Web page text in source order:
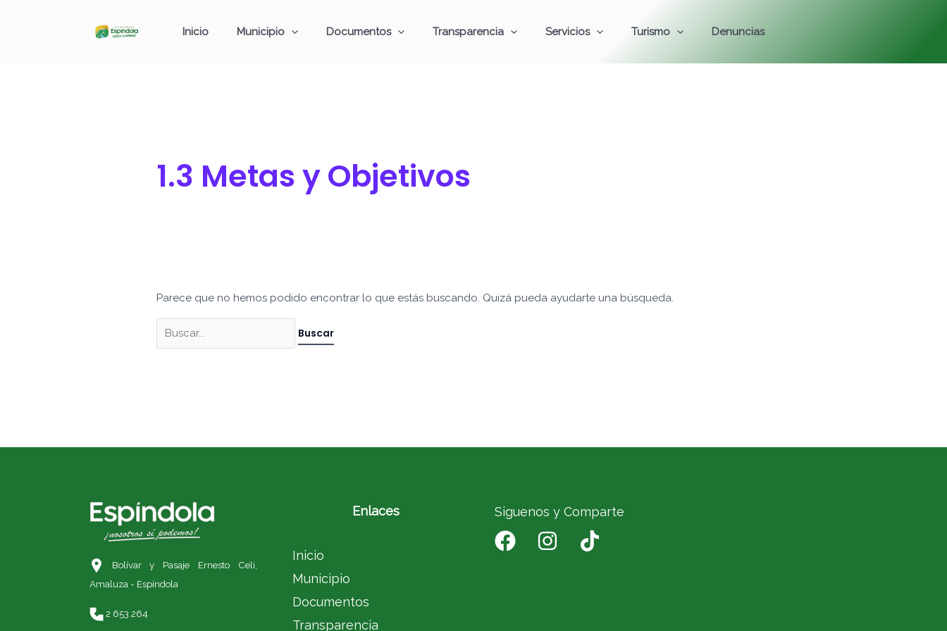
Inicio Municipio Documentos Transparencia Servicios Turismo Denuncias
1.3 Metas y Objetivos
Parece que no hemos podido encontrar lo que estás buscando. Quizá pueda ayudarte una búsqueda.
Bolívar y Pasaje Ernesto Celi,
Amaluza - Espíndola
2 653 264
Enlaces
Inicio
Municipio
Documentos
Transparencia
Siguenos y Comparte